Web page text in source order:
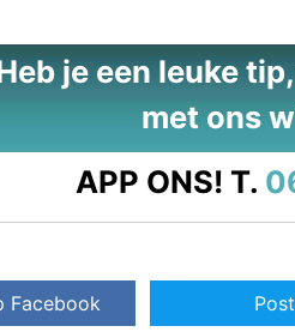
je een leuke
met ons
APP ONS! T.
Facebook